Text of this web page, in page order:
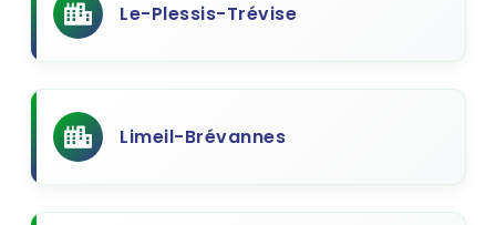
Le-Plessis-Trévise
Limeil-Brévannes